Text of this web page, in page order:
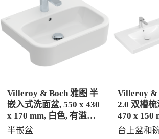
Villeroy & Boch 雅图 半
嵌入式洗面盆, 550 x 430
x 170 mm, 白色, 有溢水
孔, 未抛光
半嵌盆
Villeroy &
2.0 双槽
470 x 150
溢水孔
台上盆和